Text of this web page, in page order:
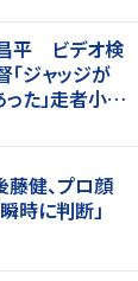
平 ビデオ検
ジャッジが
た」走者小内
」
藤健、プロ顔
時に判断」